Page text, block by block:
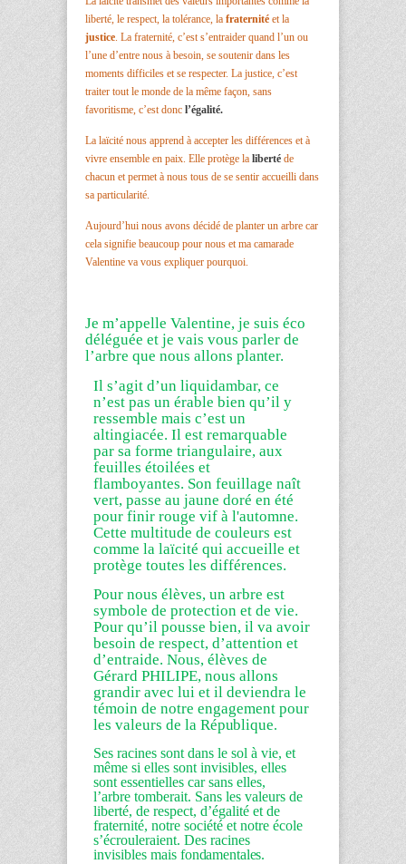
liberté, le respect, la tolérance, la fraternité et la
justice . La fraternité, c’est s’entraider quand l’un ou
l’une d’entre nous à besoin, se soutenir dans les
moments difficiles et se respecter. La justice, c’est
traiter tout le monde de la même façon, sans
favoritisme, c’est donc l’égalité.
La laïcité nous apprend à accepter les différences et à
vivre ensemble en paix. Elle protège la liberté de
chacun et permet à nous tous de se sentir accueilli dans
sa particularité.
Aujourd’hui nous avons décidé de planter un arbre car
cela signifie beaucoup pour nous et ma camarade
Valentine va vous expliquer pourquoi.
Je m’appelle Valentine, je suis éco
déléguée et je vais vous parler de
l’arbre que nous allons planter.
Il s’agit d’un liquidambar, ce
n’est pas un érable bien qu’il y
ressemble mais c’est un
altingiacée. Il est remarquable
par sa forme triangulaire, aux
feuilles étoilées et
flamboyantes. Son feuillage naît
vert, passe au jaune doré en été
pour finir rouge vif à l'automne.
Cette multitude de couleurs est
comme la laïcité qui accueille et
protège toutes les différences.
Pour nous élèves, un arbre est
symbole de protection et de vie.
Pour qu’il pousse bien, il va avoir
besoin de respect, d’attention et
d’entraide. Nous, élèves de
Gérard PHILIPE, nous allons
grandir avec lui et il deviendra le
témoin de notre engagement pour
les valeurs de la République.
Ses racines sont dans le sol à vie, et
même si elles sont invisibles, elles
sont essentielles car sans elles,
l’arbre tomberait. Sans les valeurs de
liberté, de respect, d’égalité et de
fraternité, notre société et notre école
s’écrouleraient. Des racines
invisibles mais fondamentales.